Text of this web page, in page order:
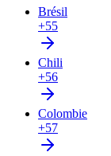
Brésil
+55
Chili
+56
Colombie
+57